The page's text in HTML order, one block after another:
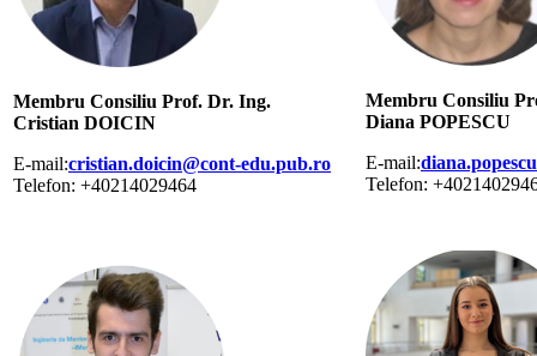
Membru Consiliu Prof. Dr. Ing.
Cristian DOICIN
E-mail:cristian.doicin@cont-edu.pub.ro
Telefon: +40214029464
Membru Consiliu
Diana POPESCU
E-mail:
Telefon: